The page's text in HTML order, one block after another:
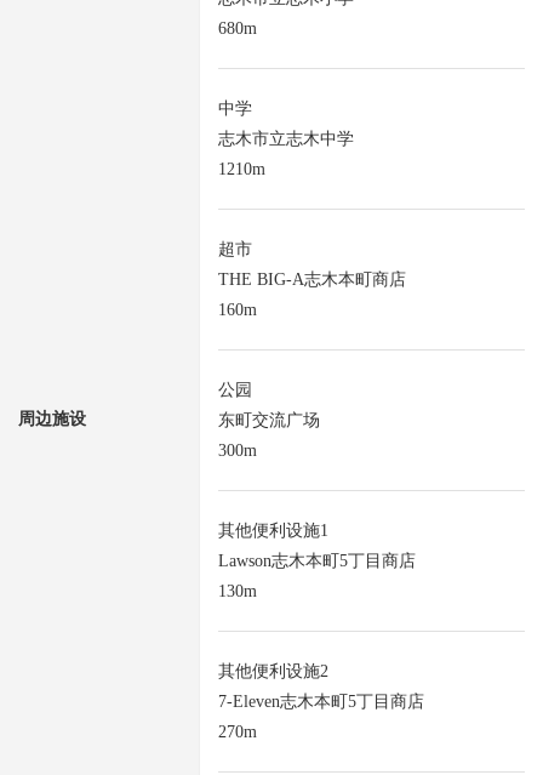
周边施设
680m
中学
志木市立志木中学
1210m
超市
THE BIG-A志木本町商店
160m
公园
东町交流广场
300m
其他便利设施1
Lawson志木本町5丁目商店
130m
其他便利设施2
7-Eleven志木本町5丁目商店
270m